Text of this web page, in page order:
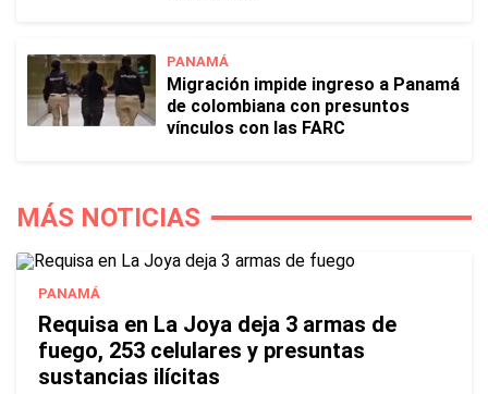
PANAMÁ
Migración impide ingreso a Panamá
de colombiana con presuntos
vínculos con las FARC
MÁS NOTICIAS
PANAMÁ
Requisa en La Joya deja 3 armas de
fuego, 253 celulares y presuntas
sustancias ilícitas